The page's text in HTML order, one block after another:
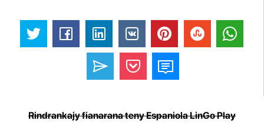
Rindrankajy fianarana teny Espaniola LinGo Play